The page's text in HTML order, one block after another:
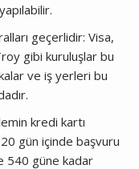
geçerlidir: Visa,
gibi kuruluşlar bu
ve iş yerleri bu
kredi kartı
gün içinde başvuru
540 güne kadar